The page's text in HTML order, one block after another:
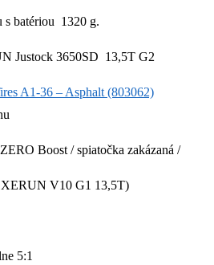
s batériou 1320 g.
Justock 3650SD 13,5T G2
A1-36 – Asphalt (803062)
Boost / spiatočka zakázaná /
V10 G1 13,5T)
5:1